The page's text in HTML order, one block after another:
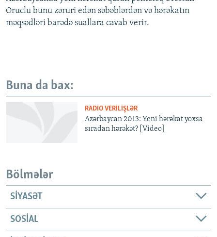
Oruclu bunu zəruri edən səbəblərdən və hərəkatın
məqsədləri barədə suallara cavab verir.
Buna da bax:
RADIO VERILIŞLƏR
Azərbaycan 2013: Yeni hərəkat yoxsa
sıradan hərəkət? [Video]
Bölmələr
SIYASƏT
SOSIAL